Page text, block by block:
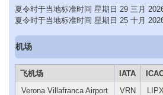
夏令时于当地标准时间 星期日 29 三月
夏令时于当地标准时间 星期日 25 十月
机场
飞机场 IATA
Verona Villafranca Airport
VRN LIPX